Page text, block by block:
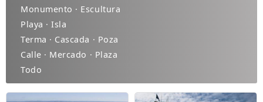
Monumento · Escultura
Playa · Isla
Terma · Cascada · Poza
Calle · Mercado · Plaza
Todo